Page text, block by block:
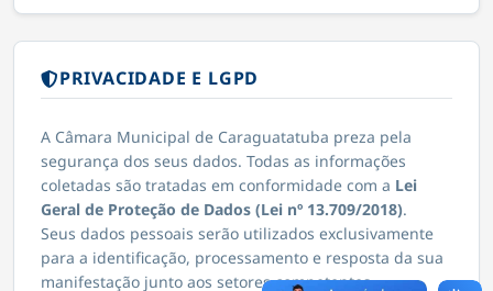
PRIVACIDADE E LGPD
A Câmara Municipal de Caraguatatuba preza pela
segurança dos seus dados. Todas as informações
coletadas são tratadas em conformidade com a Lei
Geral de Proteção de Dados (Lei nº 13.709/2018).
Seus dados pessoais serão utilizados exclusivamente
para a identificação, processamento e resposta da sua
manifestação junto aos setores competentes.